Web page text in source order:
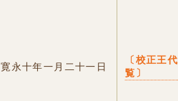
寛永十年一月二十一日
〔校正王
覧〕